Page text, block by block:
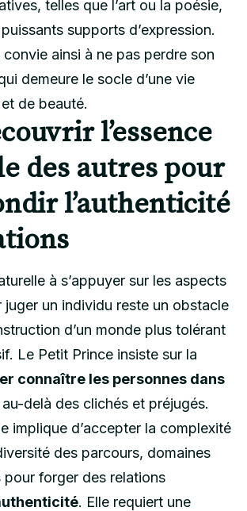
telles que l’art ou la poésie,
supports d’expression.
ainsi à ne pas perdre son
demeure le socle d’une vie
de beauté.
l’essence
des autres pour
l’authenticité
à s’appuyer sur les aspects
juger un individu reste un obstacle
d’un monde plus tolérant
Le Petit Prince insiste sur la
connaître les personnes dans
au-delà des clichés et préjugés.
implique d’accepter la complexité
des parcours, domaines
pour forger des relations
. Elle requiert une